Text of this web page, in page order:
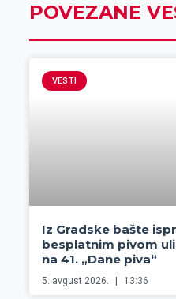
POVEZANE
VESTI
Iz Gradske bašte
besplatnim pivom
na 41. „Dane piva“
5. avgust 2026. 13:36